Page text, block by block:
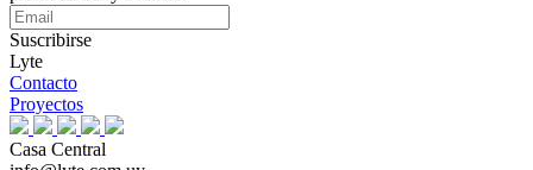
Suscribirse
Lyte
Contacto
Proyectos
Casa Central